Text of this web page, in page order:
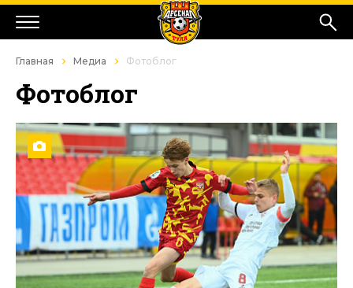
Главная Медиа Фотоблог
Фотоблог